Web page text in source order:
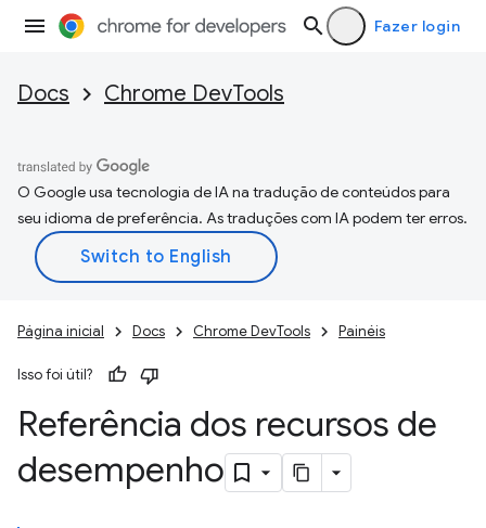
Fazer login
Docs Chrome DevTools
O Google usa tecnologia de IA na tradução de conteúdos para
seu idioma de preferência. As traduções com IA podem ter erros.
Página inicial Docs Chrome DevTools Painéis
Isso foi útil?
Referência dos recursos de
desempenho